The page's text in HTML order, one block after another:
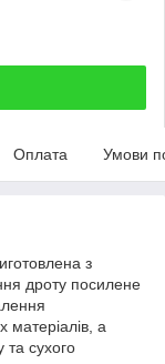
Оплата Умови
з
дроту посилене
матеріалів, а
та сухого